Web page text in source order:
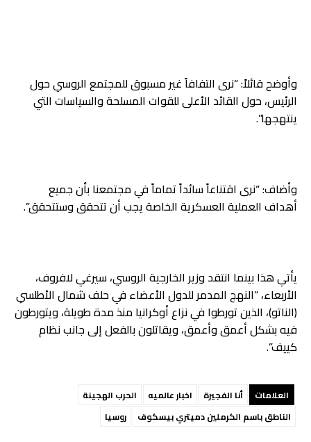
وأوضح قائلاً: “نرى التفافاً غير مسبوق للمجتمع الروسي حول
الرئيس، حول القائد الأعلى للقوات المسلحة والسياسات التي
ينتهجها”.
وأضاف: “نرى اقتناعاً سائداً تماماً في مجتمعنا بأن جميع
أهداف العملية العسكرية الخاصة يجب أن تتحقق وستتحقق”.
يأتي هذا بينما انتقد وزير الخارجية الروسي، سيرغي لافروف،
الأربعاء، “النهج المدمر للدول الأعضاء في حلف شمال الأطلسي
(الناتو)، الذين تورطوا في نزاع أوكرانيا منذ مدة طويلة، ويتورطون
فيه بشكل أعمق وأعمق، ويقاتلون بالفعل إلى جانب نظام
كييف”.
العلامات أنا الفجيرة اخبار عالميه
الحرب الهجينة
الناطق باسم الكرملين دميتري بيسكوف
روسيا